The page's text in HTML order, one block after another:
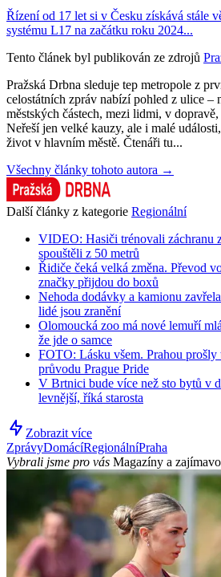
Řízení od 17 let si v Česku získává stále
systému L17 na začátku roku 2024...
Tento článek byl publikován ze zdrojů
Pražská Drbna sleduje tep metropole z
celostátních zpráv nabízí pohled z ulice –
městských částech, mezi lidmi, v
Neřeší jen velké kauzy, ale i malé
život v hlavním městě. Čtenáři tu...
Všechny články tohoto autora →
Další články z kategorie Regionální
VIDEO: Hasiči trénovali záchranu
spouštěli z 50 metrů
Řidiče čeká velká změna. Převod
značky přijdou do boxů
Nehoda dodávky a kamionu
lidé jsou zranění
Olomoucká zoo má nové lemuří
že jde o samce
FOTO: Lásku všem. Prahou
průvodu Prague Pride
V Brtnici bude více než sto bytů v
levnější, říká starosta
Zobrazit více
ZprávyDomácíRegionálníPraha
Vybrali jsme pro vás Magazíny a